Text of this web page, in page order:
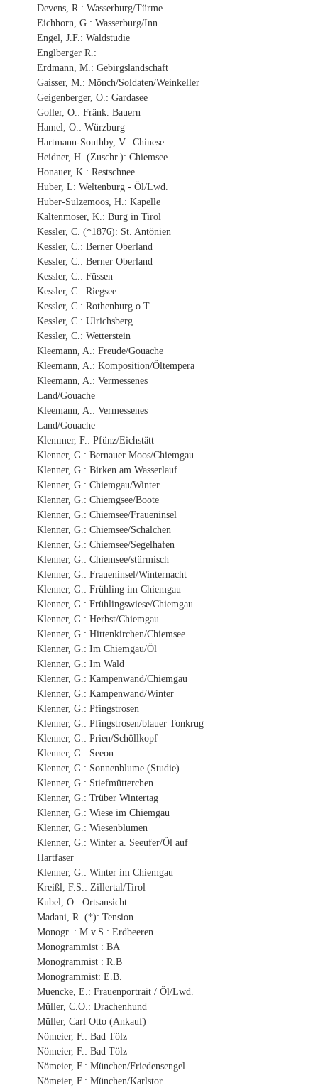
Devens, R.: Wasserburg/Türme
Eichhorn, G.: Wasserburg/Inn
Engel, J.F.: Waldstudie
Englberger R.:
Erdmann, M.: Gebirgslandschaft
Gaisser, M.: Mönch/Soldaten/Weinkeller
Geigenberger, O.: Gardasee
Goller, O.: Fränk. Bauern
Hamel, O.: Würzburg
Hartmann-Southby, V.: Chinese
Heidner, H. (Zuschr.): Chiemsee
Honauer, K.: Restschnee
Huber, L: Weltenburg - Öl/Lwd.
Huber-Sulzemoos, H.: Kapelle
Kaltenmoser, K.: Burg in Tirol
Kessler, C. (*1876): St. Antönien
Kessler, C.: Berner Oberland
Kessler, C.: Berner Oberland
Kessler, C.: Füssen
Kessler, C.: Riegsee
Kessler, C.: Rothenburg o.T.
Kessler, C.: Ulrichsberg
Kessler, C.: Wetterstein
Kleemann, A.: Freude/Gouache
Kleemann, A.: Komposition/Öltempera
Kleemann, A.: Vermessenes
Land/Gouache
Kleemann, A.: Vermessenes
Land/Gouache
Klemmer, F.: Pfünz/Eichstätt
Klenner, G.: Bernauer Moos/Chiemgau
Klenner, G.: Birken am Wasserlauf
Klenner, G.: Chiemgau/Winter
Klenner, G.: Chiemgsee/Boote
Klenner, G.: Chiemsee/Fraueninsel
Klenner, G.: Chiemsee/Schalchen
Klenner, G.: Chiemsee/Segelhafen
Klenner, G.: Chiemsee/stürmisch
Klenner, G.: Fraueninsel/Winternacht
Klenner, G.: Frühling im Chiemgau
Klenner, G.: Frühlingswiese/Chiemgau
Klenner, G.: Herbst/Chiemgau
Klenner, G.: Hittenkirchen/Chiemsee
Klenner, G.: Im Chiemgau/Öl
Klenner, G.: Im Wald
Klenner, G.: Kampenwand/Chiemgau
Klenner, G.: Kampenwand/Winter
Klenner, G.: Pfingstrosen
Klenner, G.: Pfingstrosen/blauer Tonkrug
Klenner, G.: Prien/Schöllkopf
Klenner, G.: Seeon
Klenner, G.: Sonnenblume (Studie)
Klenner, G.: Stiefmütterchen
Klenner, G.: Trüber Wintertag
Klenner, G.: Wiese im Chiemgau
Klenner, G.: Wiesenblumen
Klenner, G.: Winter a. Seeufer/Öl auf
Hartfaser
Klenner, G.: Winter im Chiemgau
Kreißl, F.S.: Zillertal/Tirol
Kubel, O.: Ortsansicht
Madani, R. (*): Tension
Monogr. : M.v.S.: Erdbeeren
Monogrammist : BA
Monogrammist : R.B
Monogrammist: E.B.
Muencke, E.: Frauenportrait / Öl/Lwd.
Müller, C.O.: Drachenhund
Müller, Carl Otto (Ankauf)
Nömeier, F.: Bad Tölz
Nömeier, F.: Bad Tölz
Nömeier, F.: München/Friedensengel
Nömeier, F.: München/Karlstor